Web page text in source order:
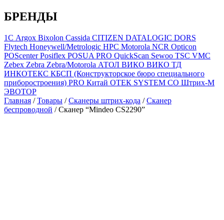
БРЕНДЫ
1С Argox Bixolon Cassida CITIZEN DATALOGIC DORS
Flytech Honeywell/Metrologic HPC Motorola NCR Opticon
POScenterPosiflex POSUA PRO QuickScan Sewoo TSC VMC
Zebex Zebra Zebra/Motorola АТОЛ ВИКО ВИКО ТД
ИНКОТЕКС КБСП (Конструкторское бюро специального
приборостроения) PRO Китай ОТЕК SYSTEM CO Штрих-М
ЭВОТОР
Главная /Товары /Сканеры штрих-кода /Сканер
беспроводной /Сканер “Mindeo CS2290”